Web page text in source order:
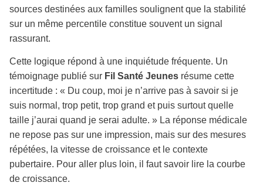
sources destinées aux familles soulignent que la stabilité
sur un même percentile constitue souvent un signal
rassurant.
Cette logique répond à une inquiétude fréquente. Un
témoignage publié sur Fil Santé Jeunes résume cette
incertitude : « Du coup, moi je n’arrive pas à savoir si je
suis normal, trop petit, trop grand et puis surtout quelle
taille j’aurai quand je serai adulte. » La réponse médicale
ne repose pas sur une impression, mais sur des mesures
répétées, la vitesse de croissance et le contexte
pubertaire. Pour aller plus loin, il faut savoir lire la courbe
de croissance.